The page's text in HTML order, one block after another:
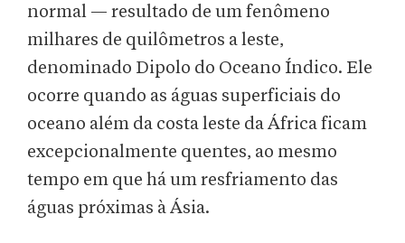
normal — resultado de um fenômeno
milhares de quilômetros a leste,
denominado Dipolo do Oceano Índico. Ele
ocorre quando as águas superficiais do
oceano além da costa leste da África ficam
excepcionalmente quentes, ao mesmo
tempo em que há um resfriamento das
águas próximas à Ásia.